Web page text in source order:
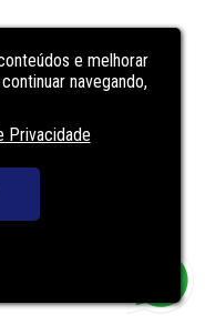
e melhorar
navegando,
Privacidade